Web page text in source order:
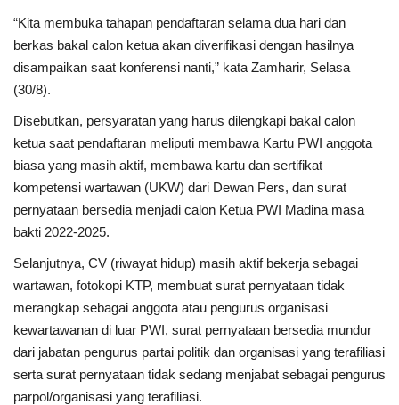
“Kita membuka tahapan pendaftaran selama dua hari dan
berkas bakal calon ketua akan diverifikasi dengan hasilnya
disampaikan saat konferensi nanti,” kata Zamharir, Selasa
(30/8).
Disebutkan, persyaratan yang harus dilengkapi bakal calon
ketua saat pendaftaran meliputi membawa Kartu PWI anggota
biasa yang masih aktif, membawa kartu dan sertifikat
kompetensi wartawan (UKW) dari Dewan Pers, dan surat
pernyataan bersedia menjadi calon Ketua PWI Madina masa
bakti 2022-2025.
Selanjutnya, CV (riwayat hidup) masih aktif bekerja sebagai
wartawan, fotokopi KTP, membuat surat pernyataan tidak
merangkap sebagai anggota atau pengurus organisasi
kewartawanan di luar PWI, surat pernyataan bersedia mundur
dari jabatan pengurus partai politik dan organisasi yang terafiliasi
serta surat pernyataan tidak sedang menjabat sebagai pengurus
parpol/organisasi yang terafiliasi.